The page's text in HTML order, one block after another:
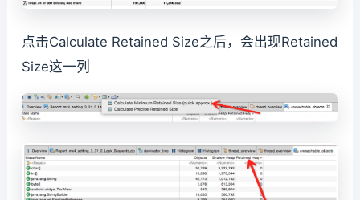
点击Calculate Retained Size之后，会出现Retained
Size这一列